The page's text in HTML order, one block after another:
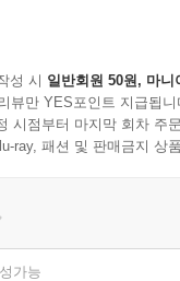
성 시 일반회원 50원, 마니
뷰만 YES포인트 지급됩니
시점부터 마지막 회차 주
ray, 패션 및 판매금지 상
가능